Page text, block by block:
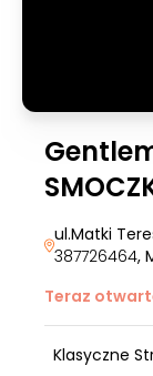
ul.Matki
387726464,
Teraz
Klasyczne